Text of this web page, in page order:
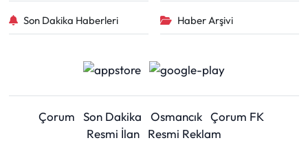
Son Dakika Haberleri Haber Arşivi
Çorum Son Dakika Osmancık Çorum FK
Resmi İlan
Resmi Reklam